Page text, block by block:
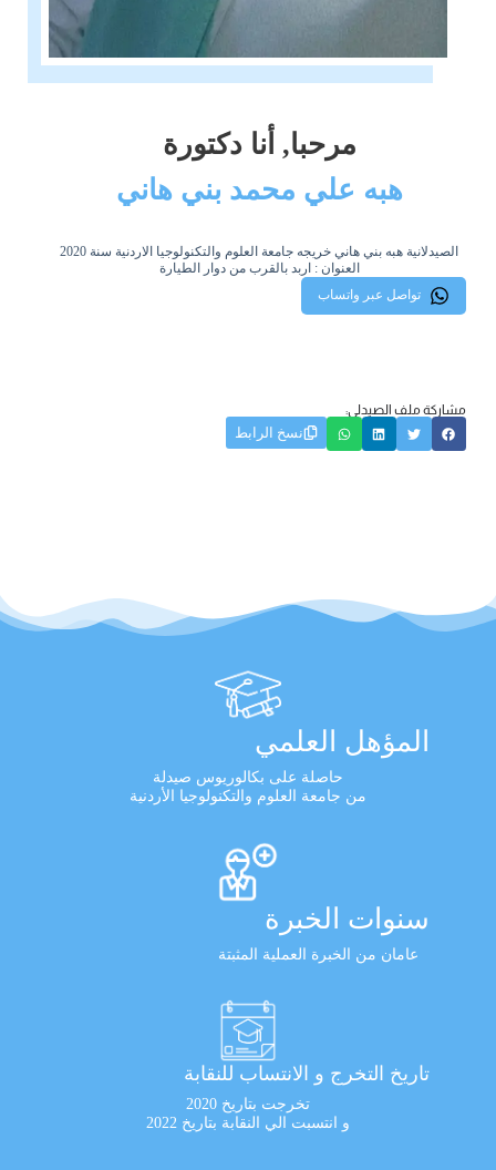
مرحبا, أنا دكتورة
هبه علي محمد بني هاني
الصيدلانية هبه بني هاني خريجه جامعة العلوم والتكنولوجيا الاردنية سنة 2020
العنوان : اربد بالقرب من دوار الطيارة
تواصل عبر واتساب
مشاركة ملف الصيدلي:
نسخ الرابط
المؤهل العلمي
حاصلة على بكالوريوس صيدلة
من جامعة العلوم والتكنولوجيا الأردنية
سنوات الخبرة
عامان من الخبرة العملية المثبتة
تاريخ التخرج و الانتساب للنقابة
تخرجت بتاريخ 2020
و انتسبت الي النقابة بتاريخ 2022